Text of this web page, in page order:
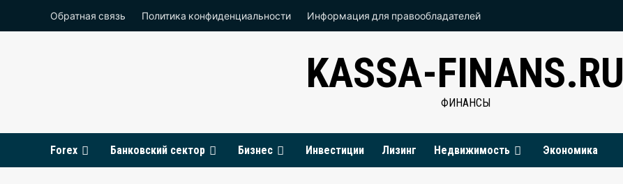
Обратная связь Политика конфиденциальности Информация для правообладателей
KASSA-FINANS.RU
ФИНАНСЫ
Forex Банковский сектор Бизнес Инвестиции Лизинг Недвижимость Экономика